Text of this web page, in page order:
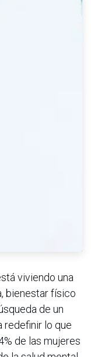
viviendo una
bienestar físico
de un
redefinir lo que
de las mujeres